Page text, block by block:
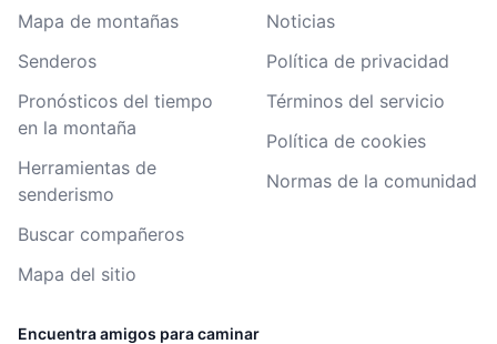
Mapa de montañas
Senderos
Pronósticos del tiempo
en la montaña
Herramientas de
senderismo
Buscar compañeros
Mapa del sitio
Noticias
Política de privacidad
Términos del servicio
Política de cookies
Normas de la comunidad
Encuentra amigos para caminar